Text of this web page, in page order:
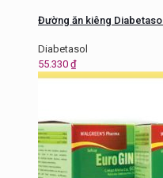
Đường ăn kiêng Diabetasol
Diabetasol
55.330 ₫